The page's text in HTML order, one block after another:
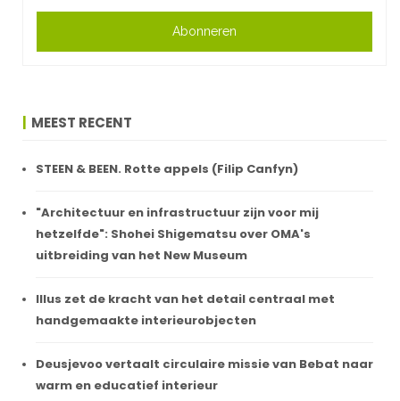
Abonneren
MEEST RECENT
STEEN & BEEN. Rotte appels (Filip Canfyn)
"Architectuur en infrastructuur zijn voor mij
hetzelfde": Shohei Shigematsu over OMA's
uitbreiding van het New Museum
Illus zet de kracht van het detail centraal met
handgemaakte interieurobjecten
Deusjevoo vertaalt circulaire missie van Bebat naar
warm en educatief interieur